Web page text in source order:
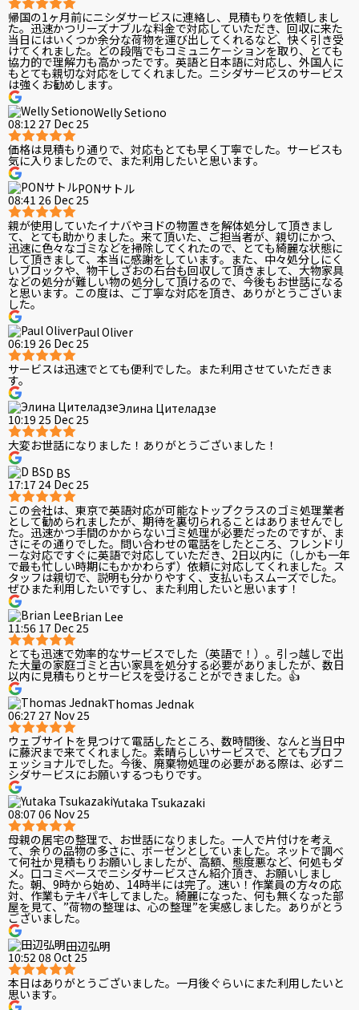
帰国の1ヶ月前にニシダサービスに連絡し、見積もりを依頼しまし
た。迅速かつリーズナブルな料金で対応していただき、回収に来た
当日にはいくつか余分な荷物を運び出してくれるなど、快く引き受
けてくれました。どの段階でもコミュニケーションを取り、とても
協力的で理解力も高かったです。英語と日本語に対応し、外国人に
もとても親切な対応をしてくれました。ニシダサービスのサービス
は強くお勧めします。
Welly Setiono
08:12 27 Dec 25
価格は見積もり通りで、対応もとても早く丁寧でした。サービスも
気に入りましたので、また利用したいと思います。
PONサトル
08:41 26 Dec 25
親が使用していたイナバやヨドの物置きを解体処分して頂きまし
て、とても助かりました。来て頂いた、ご担当者が、親切にかつ、
迅速に色々なゴミなどを掃除してくれたので、とても綺麗な状態に
して頂きまして、本当に感謝をしています。また、中々処分しにく
いブロックや、物干しざおの石台も回収して頂きまして、大物家具
などの処分が難しい物の処分して頂けるので、今後もお世話になる
と思います。この度は、ご丁寧な対応を頂き、ありがとうございま
した。
Paul Oliver
06:19 26 Dec 25
サービスは迅速でとても便利でした。また利用させていただきま
す。
Элина Цителадзе
10:19 25 Dec 25
大変お世話になりました！ありがとうございました！
D BS
17:17 24 Dec 25
この会社は、東京で英語対応が可能なトップクラスのゴミ処理業者
として勧められましたが、期待を裏切られることはありませんでし
た。迅速かつ手間のかからないゴミ処理が必要だったのですが、ま
さにその通りでした。問い合わせの電話をしたところ、フレンドリ
ーな対応ですぐに英語で対応していただき、2日以内に（しかも一年
で最も忙しい時期にもかかわらず）依頼に対応してくれました。ス
タッフは親切で、説明も分かりやすく、支払いもスムーズでした。
ぜひまた利用したいですし、また利用したいと思います！
Brian Lee
11:56 17 Dec 25
とても迅速で効率的なサービスでした（英語で！）。引っ越しで出
た大量の家庭ゴミと古い家具を処分する必要がありましたが、数日
以内に見積もりとサービスを受けることができました。👍
Thomas Jednak
06:27 27 Nov 25
ウェブサイトを見つけて電話したところ、数時間後、なんと当日中
に藤沢まで来てくれました。素晴らしいサービスで、とてもプロフ
ェッショナルでした。今後、廃棄物処理の必要がある際は、必ずニ
シダサービスにお願いするつもりです。
Yutaka Tsukazaki
08:07 06 Nov 25
母親の居宅の整理で、お世話になりました。一人で片付けを考え
て、余りの品物の多さに、ボーゼンとしていました。ネットで調べ
て何社か見積もりお願いしましたが、高額、態度悪など、何処もダ
メ。口コミベースでニシダサービスさん紹介頂き、お願いしまし
た。朝、9時から始め、14時半には完了。速い！作業員の方々の応
対、作業もテキパキしてました。綺麗になった、何も無くなった部
屋を見て、”荷物の整理は、心の整理”を実感しました。ありがとう
ございました。
田辺弘明
10:52 08 Oct 25
本日はありがとうございました。一月後ぐらいにまた利用したいと
思います。